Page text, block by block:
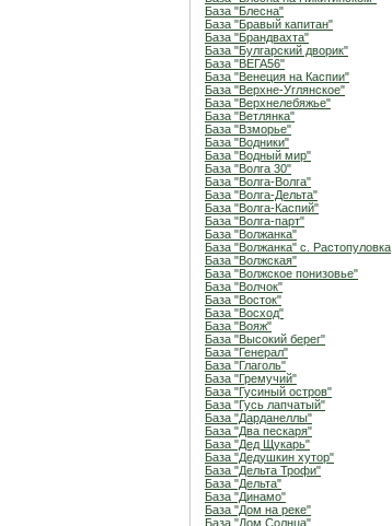
База "Блесна"
База "Бравый капитан"
База "Брандвахта"
База "Булгарский дворик"
База "ВЕГА56"
База "Венеция на Каспии"
База "Верхне-Углянское"
База "Верхнелебяжье"
База "Ветлянка"
База "Взморье"
База "Водники"
База "Водный мир"
База "Волга 30"
База "Волга-Волга"
База "Волга-Дельта"
База "Волга-Каспий"
База "Волга-парт"
База "Волжанка"
База "Волжанка" с. Растопуловка
База "Волжская"
База "Волжское понизовье"
База "Волчок"
База "Восток"
База "Восход"
База "Вояж"
База "Высокий берег"
База "Генерал"
База "Глаголь"
База "Гремучий"
База "Гусиный остров"
База "Гусь лапчатый"
База "Дарданеллы"
База "Два пескаря"
База "Дед Щукарь"
База "Дедушкин хутор"
База "Дельта Трофи"
База "Дельта"
База "Динамо"
База "Дом на реке"
База "Дом Солнца"